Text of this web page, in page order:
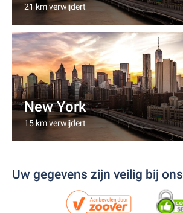
21 km verwijdert
New York
15 km verwijdert
Uw gegevens zijn veilig bij ons